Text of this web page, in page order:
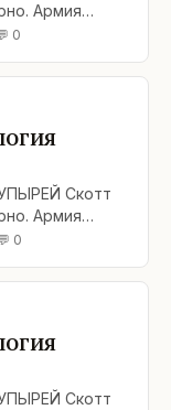
Армия
про
0
Скотт
Армия
про
как
0
Скотт